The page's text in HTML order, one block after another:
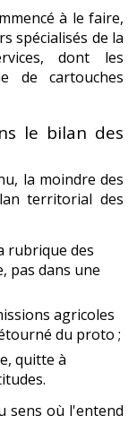
à le faire,
spécialisés de la
dont les
de cartouches
le bilan des
la moindre des
territorial des
rubrique des
pas dans une
agricoles
du proto ;
quitte à
sens où l'entend